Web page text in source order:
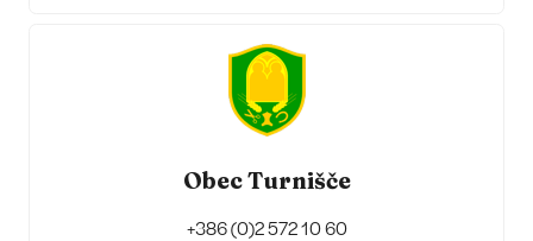
Obec Turnišče
+386 (0)2 572 10 60